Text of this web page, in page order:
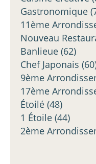
Gastronomique
11ème
Nouveau
Banlieue (62)
Chef Japonais
9ème
17ème
Étoilé (48)
1 Étoile (44)
2ème